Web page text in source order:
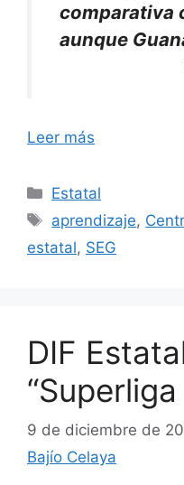
comparativa
aunque
Leer más
Categorías
Estatal
Etiquetas
aprendizaje,
estatal, SEG
DIF
9 de diciembre de
Bajío Celaya